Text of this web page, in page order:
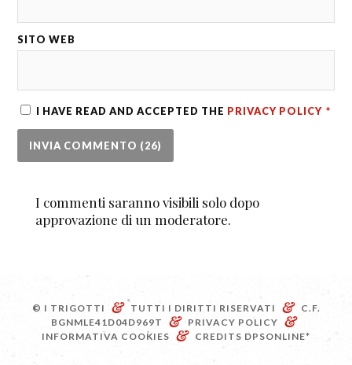
SITO WEB
I HAVE READ AND ACCEPTED THE PRIVACY POLICY *
I commenti saranno visibili solo dopo
approvazione di un moderatore.
© I TRIGOTTI & TUTTI I DIRITTI RISERVATI &
C.F.
BGNMLE41D04D969T
& PRIVACY POLICY &
INFORMATIVA COOKIES & CREDITS DPSONLINE*